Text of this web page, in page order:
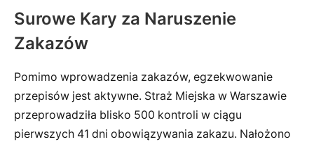
Surowe Kary za Naruszenie
Zakazów
Pomimo wprowadzenia zakazów, egzekwowanie
przepisów jest aktywne. Straż Miejska w Warszawie
przeprowadziła blisko 500 kontroli w ciągu
pierwszych 41 dni obowiązywania zakazu. Nałożono